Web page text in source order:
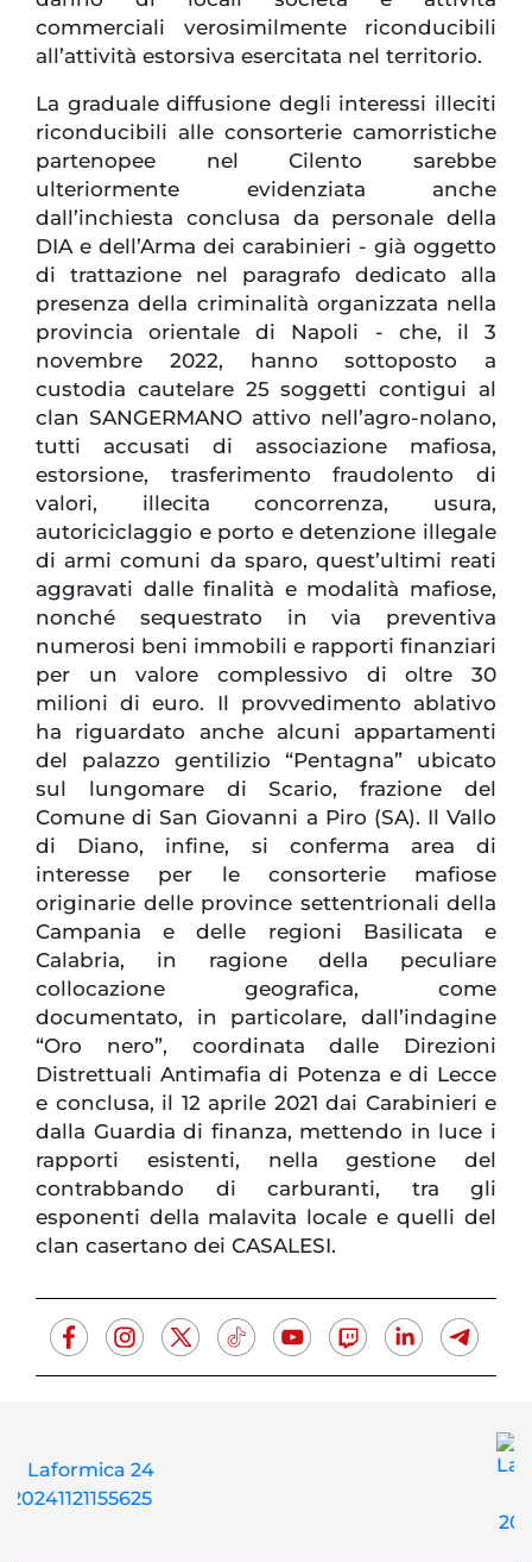
commerciali verosimilmente riconducibili
all’attività estorsiva esercitata nel territorio.
La graduale diffusione degli interessi illeciti
riconducibili alle consorterie camorristiche
partenopee nel Cilento sarebbe
ulteriormente evidenziata anche
dall’inchiesta conclusa da personale della
DIA e dell’Arma dei carabinieri - già oggetto
di trattazione nel paragrafo dedicato alla
presenza della criminalità organizzata nella
provincia orientale di Napoli - che, il 3
novembre 2022, hanno sottoposto a
custodia cautelare 25 soggetti contigui al
clan SANGERMANO attivo nell’agro-nolano,
tutti accusati di associazione mafiosa,
estorsione, trasferimento fraudolento di
valori, illecita concorrenza, usura,
autoriciclaggio e porto e detenzione illegale
di armi comuni da sparo, quest’ultimi reati
aggravati dalle finalità e modalità mafiose,
nonché sequestrato in via preventiva
numerosi beni immobili e rapporti finanziari
per un valore complessivo di oltre 30
milioni di euro. Il provvedimento ablativo
ha riguardato anche alcuni appartamenti
del palazzo gentilizio “Pentagna” ubicato
sul lungomare di Scario, frazione del
Comune di San Giovanni a Piro (SA). Il Vallo
di Diano, infine, si conferma area di
interesse per le consorterie mafiose
originarie delle province settentrionali della
Campania e delle regioni Basilicata e
Calabria, in ragione della peculiare
collocazione geografica, come
documentato, in particolare, dall’indagine
“Oro nero”, coordinata dalle Direzioni
Distrettuali Antimafia di Potenza e di Lecce
e conclusa, il 12 aprile 2021 dai Carabinieri e
dalla Guardia di finanza, mettendo in luce i
rapporti esistenti, nella gestione del
contrabbando di carburanti, tra gli
esponenti della malavita locale e quelli del
clan casertano dei CASALESI.